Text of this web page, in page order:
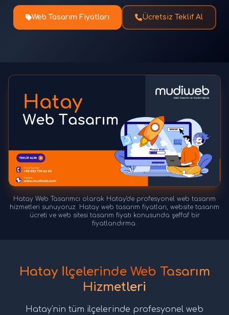
Web Tasarım Fiyatları Ücretsiz Teklif Al
Hatay Web Tasarımcı olarak Hatay'de profesyonel web tasarım
hizmetleri sunuyoruz. Hatay web tasarım fiyatları, website tasarım
ücreti ve web sitesi tasarım fiyatı konusunda şeffaf bir
fiyatlandırma.
Hatay İlçelerinde Web Tasarım
Hizmetleri
Hatay'nin tüm ilçelerinde profesyonel web